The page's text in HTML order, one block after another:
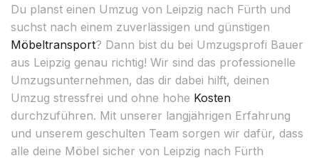
Du planst einen Umzug von Leipzig nach Fürth und
suchst nach einem zuverlässigen und günstigen
Möbeltransport? Dann bist du bei Umzugsprofi Bauer
aus Leipzig genau richtig! Wir sind das professionelle
Umzugsunternehmen, das dir dabei hilft, deinen
Umzug stressfrei und ohne hohe Kosten
durchzuführen. Mit unserer langjährigen Erfahrung
und unserem geschulten Team sorgen wir dafür, dass
alle deine Möbel sicher von Leipzig nach Fürth